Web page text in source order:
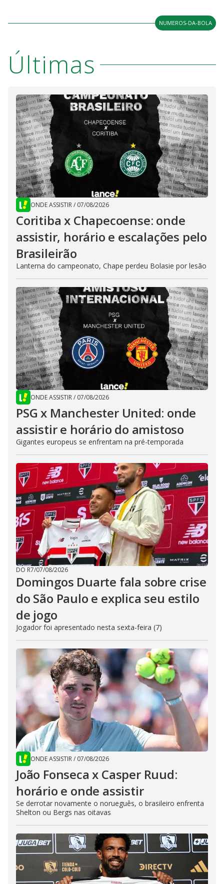
NUMEROS-DA-BOLA
Últimas
ONDE ASSISTIR/ 07/08/2026
Coritiba x Chapecoense: onde
assistir, horário e escalações pelo
Brasileirão
Lanterna do campeonato, Chape perdeu Bolasie por lesão
ONDE ASSISTIR/ 07/08/2026
PSG x Manchester United: onde
assistir e horário do amistoso
Gigantes europeus se enfrentam na pré-temporada
DO R7/07/08/2026
Domingos Duarte fala sobre crise
do São Paulo e explica seu estilo
de jogo
Jogador foi apresentado nesta sexta-feira (7)
ONDE ASSISTIR/ 07/08/2026
João Fonseca x Casper Ruud:
horário e onde assistir
Se derrotar novamente o norueguês, o brasileiro enfrenta
Shelton ou Bergs nas oitavas